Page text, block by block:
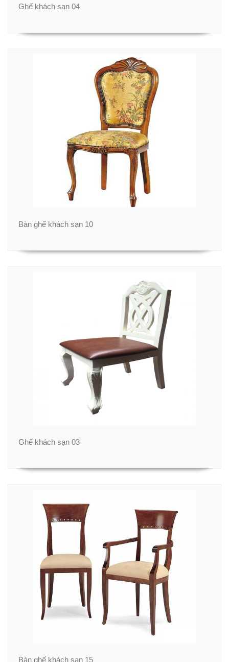
Ghế khách sạn 04
Bàn ghế khách sạn 10
Ghế khách sạn 03
Bàn ghế khách sạn 15